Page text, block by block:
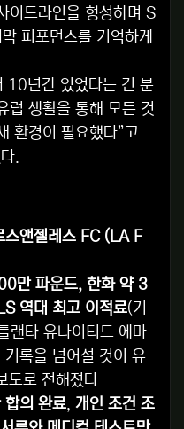
이드라인을 형성하며 S
퍼포먼스를 기억하게
10년간 있었다는 건 분
럽 생활을 통해 모든 것
환경이 필요했다”고
.
스앤젤레스 FC (LA F
만 파운드, 한화 약 3
역대 최고 이적료(기
랜타 유나이티드 에마
록을 넘어설 것이 유
도로 전해졌다
합의 완료, 개인 조건 조